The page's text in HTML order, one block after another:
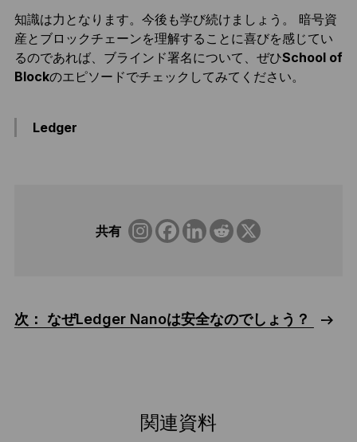
知識は力となります。今後も学び続けましょう。 暗号資
産とブロックチェーンを理解することに喜びを感じてい
るのであれば、ブラインド署名について、ぜひSchool of
Blockのエピソードでチェックしてみてください。
Ledger
共有
次： なぜLedger Nanoは安全なのでしょう？
関連資料